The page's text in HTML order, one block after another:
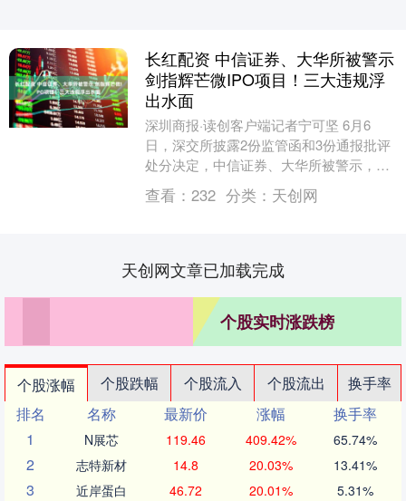
长红配资 中信证券、大华所被警示
剑指辉芒微IPO项目！三大违规浮
出水面
深圳商报·读创客户端记者宁可坚 6月6
日，深交所披露2份监管函和3份通报批评
处分决定，中信证券、大华所被警示，剑
指已撤回IPO申请的辉芒微电子（深圳）
股份有限公....
查看： 232 分类： 天创网
天创网文章已加载完成
个股实时涨跌榜
个股涨幅 个股跌幅 个股流入 个股流出
换手率
排名
名称 最新价 涨幅
换手率
1
N展芯 119.46 409.42% 65.74%
2 志特新材 14.8 20.03% 13.41%
3 近岸蛋白 46.72 20.01% 5.31%